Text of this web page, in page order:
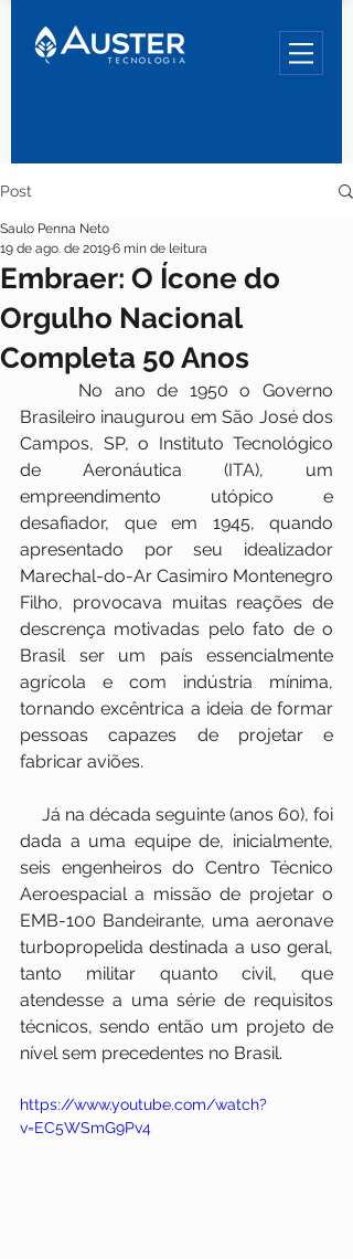
Post
Embraer: O Ícone do
Orgulho Nacional
Completa 50 Anos
Saulo Penna Neto
19 de ago. de 20196 min de leitura
Brasileiro inaugurou em São José dos
Campos, SP, o Instituto Tecnológico
de Aeronáutica (ITA), um
empreendimento utópico e
desafiador, que em 1945, quando
apresentado por seu idealizador
Marechal-do-Ar Casimiro Montenegro
Filho, provocava muitas reações de
descrença motivadas pelo fato de o
Brasil ser um país essencialmente
agrícola e com indústria mínima,
tornando excêntrica a ideia de formar
pessoas capazes de projetar e
fabricar aviões.
dada a uma equipe de, inicialmente,
seis engenheiros do Centro Técnico
Aeroespacial a missão de projetar o
EMB-100 Bandeirante, uma aeronave
turbopropelida destinada a uso geral,
tanto militar quanto civil, que
atendesse a uma série de requisitos
técnicos, sendo então um projeto de
nível sem precedentes no Brasil.
https://www.youtube.com/watch?
v=EC5WSmG9Pv4